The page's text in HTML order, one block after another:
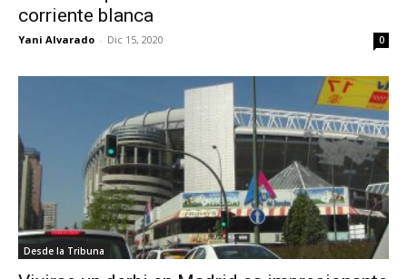
corriente blanca
Yani Alvarado - Dic 15, 2020 0
Desde la Tribuna